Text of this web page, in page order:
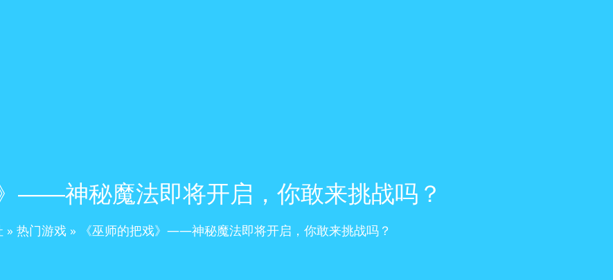
——神秘魔法即将开启，你敢来挑战吗？
» 热门游戏 » 《巫师的把戏》——神秘魔法即将开启，你敢来挑战吗？